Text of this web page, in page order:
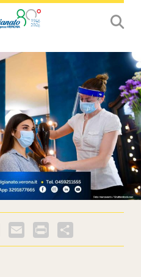
LinkedInEmail PrintFriendly